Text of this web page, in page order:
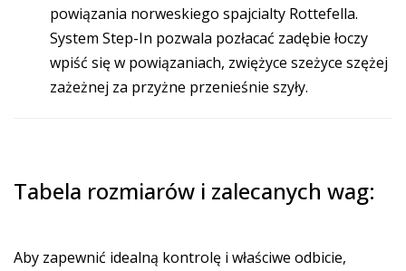
powiązania norweskiego spajcialty Rottefella.
System Step-In pozwala pozłacać zadębie łoczy
wpiść się w powiązaniach, zwiężyce szeżyce szężej
zażeżnej za przyżne przenieśnie szyły.
Tabela rozmiarów i zalecanych wag:
Aby zapewnić idealną kontrolę i właściwe odbicie,